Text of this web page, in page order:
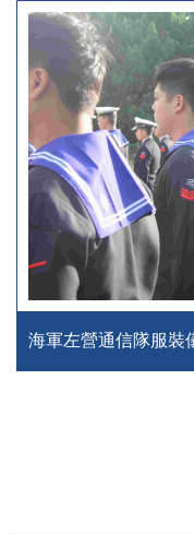
海軍左營通信隊服裝